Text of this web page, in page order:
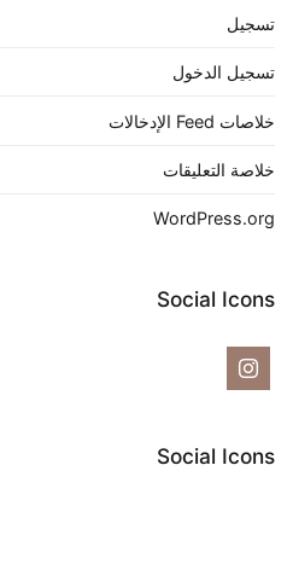
تسجيل
تسجيل الدخول
خلاصات Feed الإدخالات
خلاصة التعليقات
WordPress.org
Social Icons
Social Icons